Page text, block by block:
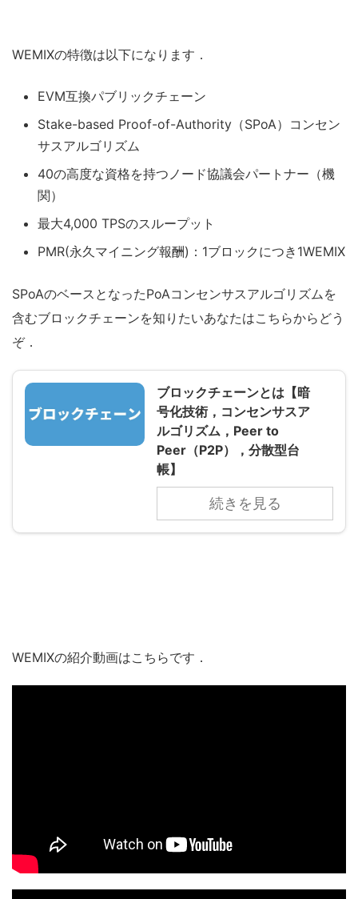
WEMIXの特徴は以下になります．
EVM互換パブリックチェーン
Stake-based Proof-of-Authority（SPoA）コンセン
サスアルゴリズム
40の高度な資格を持つノード協議会パートナー（機
関）
最大4,000 TPSのスループット
PMR(永久マイニング報酬)：1ブロックにつき1WEMIX
SPoAのベースとなったPoAコンセンサスアルゴリズムを
含むブロックチェーンを知りたいあなたはこちらからどう
ぞ．
ブロックチェーンとは【暗
号化技術，コンセンサスア
ルゴリズム，Peer to
Peer（P2P），分散型台
帳】
続きを見る
WEMIXの紹介動画はこちらです．